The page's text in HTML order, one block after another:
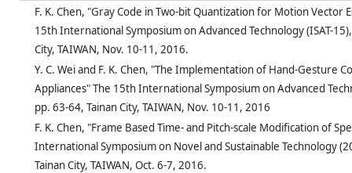
F. K. Chen, "Gray Code in Two-bit Quantization for Motion Vector
15th International Symposium on Advanced Technology (ISAT-
City, TAIWAN, Nov. 10-11, 2016.
Y. C. Wei and F. K. Chen, "The Implementation of Hand-Gesture
Appliances" The 15th International Symposium on Advanced
pp. 63-64, Tainan City, TAIWAN, Nov. 10-11, 2016
F. K. Chen, "Frame Based Time- and Pitch-scale Modification of
International Symposium on Novel and Sustainable Technology
Tainan City, TAIWAN, Oct. 6-7, 2016.